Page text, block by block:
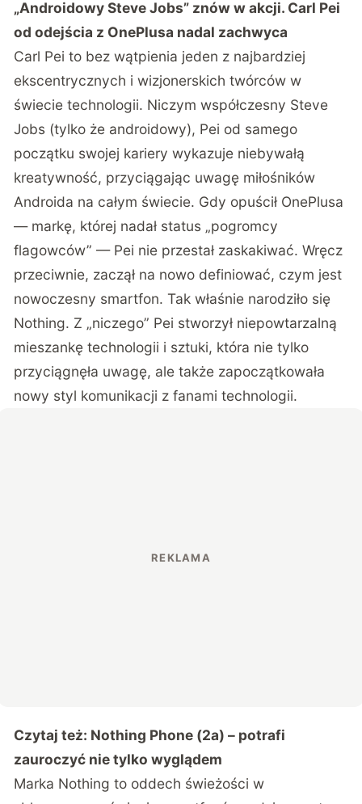
„Androidowy Steve Jobs” znów w akcji. Carl Pei
od odejścia z OnePlusa nadal zachwyca
Carl Pei to bez wątpienia jeden z najbardziej
ekscentrycznych i wizjonerskich twórców w
świecie technologii. Niczym współczesny Steve
Jobs (tylko że androidowy), Pei od samego
początku swojej kariery wykazuje niebywałą
kreatywność, przyciągając uwagę miłośników
Androida na całym świecie. Gdy opuścił OnePlusa
— markę, której nadał status „pogromcy
flagowców” — Pei nie przestał zaskakiwać. Wręcz
przeciwnie, zaczął na nowo definiować, czym jest
nowoczesny smartfon. Tak właśnie narodziło się
Nothing. Z „niczego” Pei stworzył niepowtarzalną
mieszankę technologii i sztuki, która nie tylko
przyciągnęła uwagę, ale także zapoczątkowała
nowy styl komunikacji z fanami technologii.
Czytaj też: Nothing Phone (2a) – potrafi
zauroczyć nie tylko wyglądem
Marka Nothing to oddech świeżości w